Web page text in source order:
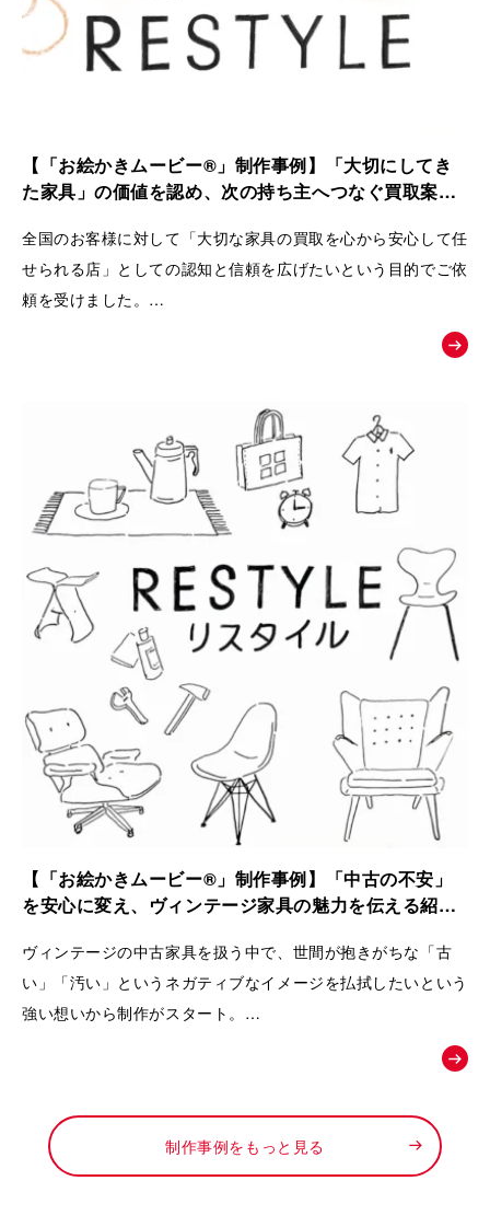
【「お絵かきムービー®」制作事例】「大切にしてき
た家具」の価値を認め、次の持ち主へつなぐ買取案内
全国のお客様に対して「大切な家具の買取を心から安心して任
せられる店」としての認知と信頼を広げたいという目的でご依
頼を受けました。
ただの中古品として買い叩くのではなく、家具が持つ歴史やお
りとおもてなしの姿勢を広く理解してもらうために動画が制作
【「お絵かきムービー®」制作事例】「中古の不安」
を安心に変え、ヴィンテージ家具の魅力を伝える紹介
ヴィンテージの中古家具を扱う中で、世間が抱きがちな「古
い」「汚い」というネガティブなイメージを払拭したいという
強い想いから制作がスタート。
徹底したメンテナンスによって生まれる「新品以上の価値」
ンテリアも自由に楽しんでほしい」というお店からの新しい提
案を形にするために依頼されました。
制作事例をもっと見る